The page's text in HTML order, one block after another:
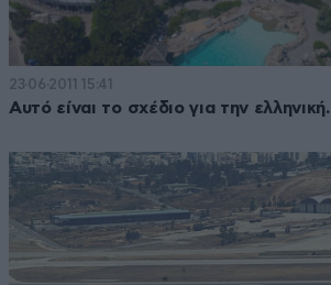
23·06·2011 15:41
Αυτό είναι το σχέδιο για την